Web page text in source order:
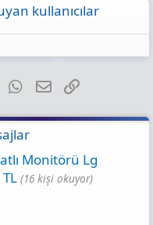
kullanıcılar
Tumblr WhatsApp
E-posta
Monitörü Lg
(16 kişi okuyor)